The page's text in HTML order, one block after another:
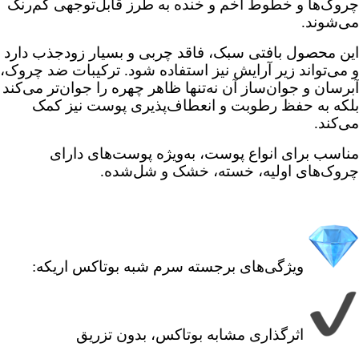
چروک‌ها و خطوط اخم و خنده به طرز قابل‌توجهی کم‌رنگ
می‌شوند.
این محصول بافتی سبک، فاقد چربی و بسیار زودجذب دارد
و می‌تواند زیر آرایش نیز استفاده شود. ترکیبات ضد چروک،
آبرسان و جوان‌ساز آن نه‌تنها ظاهر چهره را جوان‌تر می‌کند
بلکه به حفظ رطوبت و انعطاف‌پذیری پوست نیز کمک
می‌کند.
مناسب برای انواع پوست، به‌ویژه پوست‌های دارای
چروک‌های اولیه، خسته، خشک و شل‌شده.
ویژگی‌های برجسته سرم شبه بوتاکس اریکه:
اثرگذاری مشابه بوتاکس، بدون تزریق